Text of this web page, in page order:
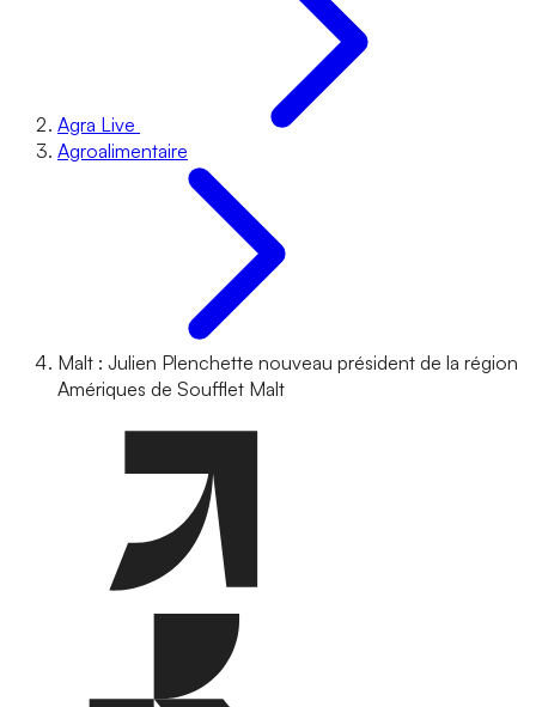
Agra Live
Agroalimentaire
Malt : Julien Plenchette nouveau président de la région
Amériques de Soufflet Malt